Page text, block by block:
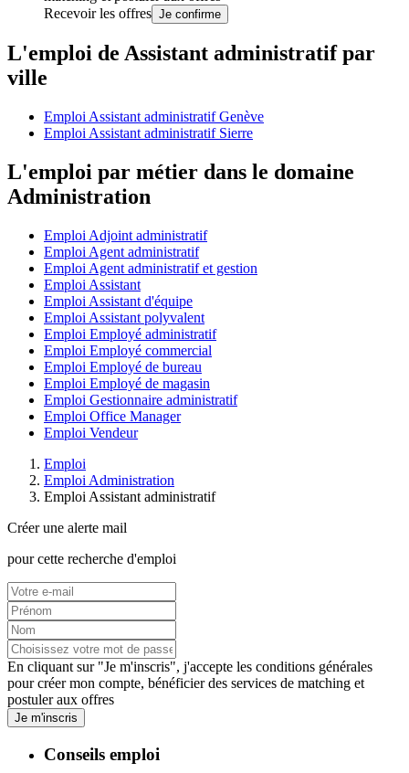
Recevoir les offres Je confirme
L'emploi de Assistant administratif par
ville
Emploi Assistant administratif Genève
Emploi Assistant administratif Sierre
L'emploi par métier dans le domaine
Administration
Emploi Adjoint administratif
Emploi Agent administratif
Emploi Agent administratif et gestion
Emploi Assistant
Emploi Assistant d'équipe
Emploi Assistant polyvalent
Emploi Employé administratif
Emploi Employé commercial
Emploi Employé de bureau
Emploi Employé de magasin
Emploi Gestionnaire administratif
Emploi Office Manager
Emploi Vendeur
Emploi
Emploi Administration
Emploi Assistant administratif
Créer une alerte mail
pour cette recherche d'emploi
En cliquant sur "Je m'inscris", j'accepte les conditions générales
pour créer mon compte, bénéficier des services de matching et
postuler aux offres
Je m'inscris
Conseils emploi